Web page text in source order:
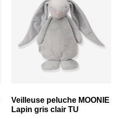
Veilleuse peluche MOONIE
Lapin gris clair TU